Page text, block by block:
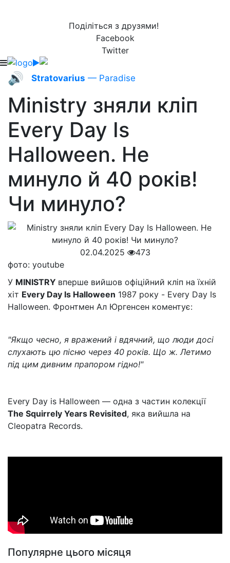
Поділіться з друзями!
Facebook
Twitter
🔊 Stratovarius — Paradise
Ministry зняли кліп
Every Day Is
Halloween. Не
минуло й 40 років!
Чи минуло?
02.04.2025
473
фото: youtube
У MINISTRY вперше вийшов офіційний кліп на їхній
хіт Every Day Is Halloween 1987 року - Every Day Is
Halloween. Фронтмен Ал Юргенсен коментує:
"Якщо чесно, я вражений і вдячний, що люди досі
слухають цю пісню через 40 років. Що ж. Летимо
під цим дивним прапором гідно!"
Every Day is Halloween — одна з частин колекції
The Squirrely Years Revisited, яка вийшла на
Cleopatra Records.
Популярне цього місяця